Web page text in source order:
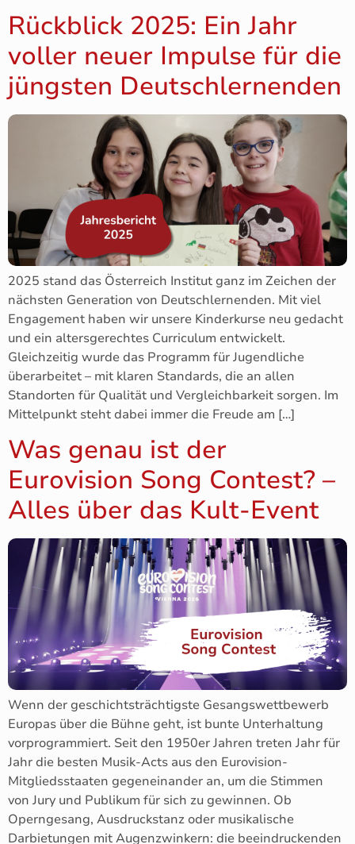
Rückblick 2025: Ein Jahr
voller neuer Impulse für die
jüngsten Deutschlernenden
2025 stand das Österreich Institut ganz im Zeichen der
nächsten Generation von Deutschlernenden. Mit viel
Engagement haben wir unsere Kinderkurse neu gedacht
und ein altersgerechtes Curriculum entwickelt.
Gleichzeitig wurde das Programm für Jugendliche
überarbeitet – mit klaren Standards, die an allen
Standorten für Qualität und Vergleichbarkeit sorgen. Im
Mittelpunkt steht dabei immer die Freude am […]
Was genau ist der
Eurovision Song Contest? –
Alles über das Kult-Event
Wenn der geschichtsträchtigste Gesangswettbewerb
Europas über die Bühne geht, ist bunte Unterhaltung
vorprogrammiert. Seit den 1950er Jahren treten Jahr für
Jahr die besten Musik-Acts aus den Eurovision-
Mitgliedsstaaten gegeneinander an, um die Stimmen
von Jury und Publikum für sich zu gewinnen. Ob
Operngesang, Ausdruckstanz oder musikalische
Darbietungen mit Augenzwinkern: die beeindruckenden